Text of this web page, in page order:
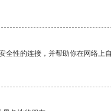
性的连接，并帮助你在网络上自